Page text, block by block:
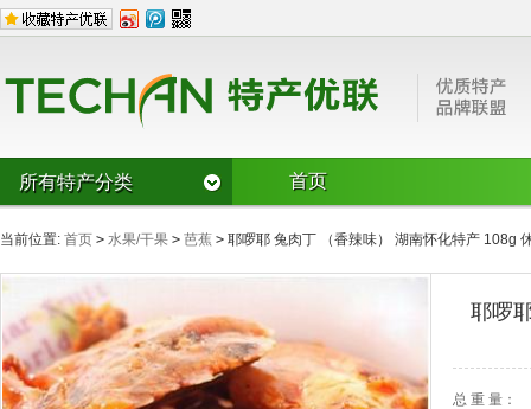
所有特产分类
猕猴桃
其它类水果
杏仁
榛子
核桃 瓜子
风味名吃
风味糕点/麻
豆腐豆皮
烧鸡/烤鸭
锅贴/馅饼/盒
腊肉/腊肠/灌
罐头
罐头火腿/腌泡菜/烤干
首页
当前位置: 首页 > 水果/干果 > 芭蕉 > 耶啰耶 兔肉丁 （香辣味） 湖南怀化特产 108g
耶啰
总 重 量：